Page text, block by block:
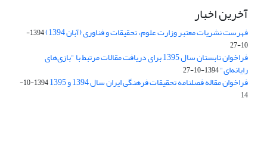
آخرین اخبار
فهرست نشریات معتبر وزارت علوم، تحقیقات و فناوری (آبان 1394)
1394-
10-27
فراخوان تابستان سال 1395 برای دریافت مقالات مرتبط با "بازی‌های
رایانه‌ای"1394-10-27
فراخوان مقاله فصلنامه تحقیقات فرهنگی ایران سال 1394 و 1395
1394-10-
14